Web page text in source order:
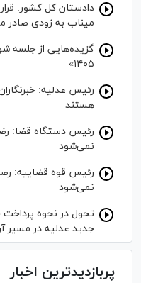
دادستان کل کشور:
میناب به زودی صادر
۱۴۰۵»
رئیس عدلیه:
هستند
رئیس دستگاه قضا:
نمی‌شود
رئیس قوه قضاییه:
نمی‌شود
تحول در نحوه
جدید عدلیه در مسیر
پربازدیدترین اخبار